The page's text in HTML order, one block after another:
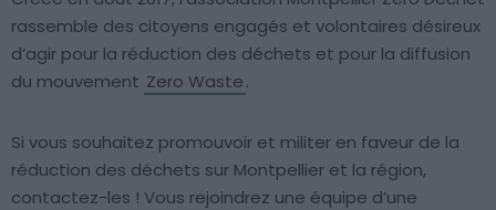
rassemble des citoyens engagés et volontaires désireux
d’agir pour la réduction des déchets et pour la diffusion
du mouvement Zero Waste.
Si vous souhaitez promouvoir et militer en faveur de la
réduction des déchets sur Montpellier et la région,
contactez-les ! Vous rejoindrez une équipe d’une